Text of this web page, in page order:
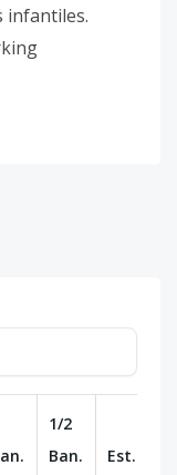
infantiles.
1/2
Ban.
Est.